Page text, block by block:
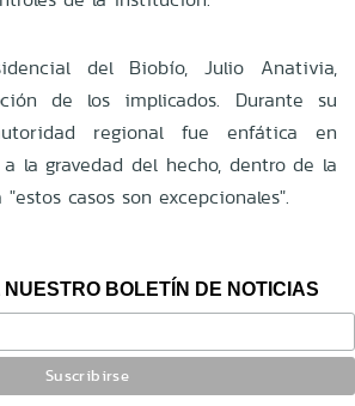
del Biobío, Julio Anativia,
de los implicados. Durante su
regional fue enfática en
la gravedad del hecho, dentro de la
casos son excepcionales".
BOLETÍN DE NOTICIAS